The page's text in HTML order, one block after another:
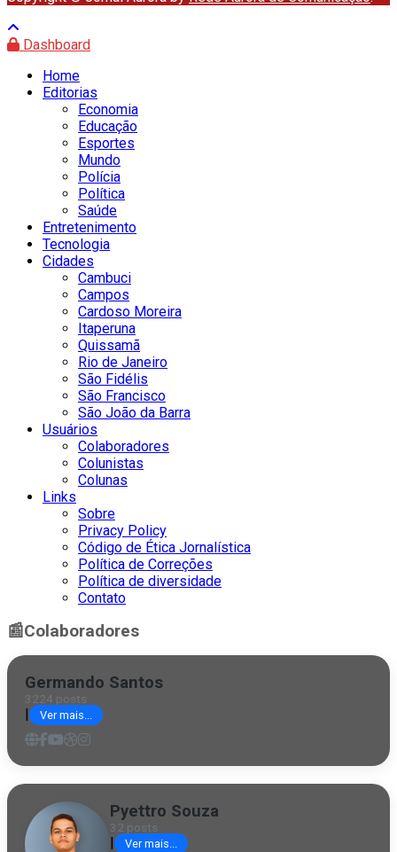
Dashboard
Home
Editorias
Economia
Educação
Esportes
Mundo
Polícia
Política
Saúde
Entretenimento
Tecnologia
Cidades
Cambuci
Campos
Cardoso Moreira
Itaperuna
Quissamã
Rio de Janeiro
São Fidélis
São Francisco
São João da Barra
Usuários
Colaboradores
Colunistas
Colunas
Links
Sobre
Privacy Policy
Código de Ética Jornalística
Política de Correções
Política de diversidade
Contato
📰Colaboradores
Germando Santos
3224 posts
Ver mais...
Pyettro Souza
32 posts
Ver mais...